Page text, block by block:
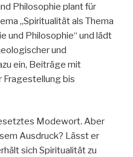
Philosophie plant für
„Spiritualität als Thema
und Philosophie“ und lädt
und
ein, Beiträge mit
bis
Modewort. Aber
Ausdruck? Lässt er
sich Spiritualität zu